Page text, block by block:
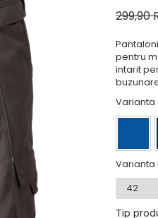
299,90
pentru
intarit
Varianta
Tip